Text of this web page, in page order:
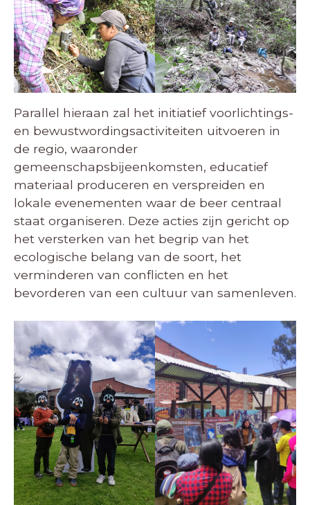
Parallel hieraan zal het initiatief voorlichtings-
en bewustwordingsactiviteiten uitvoeren in
de regio, waaronder
gemeenschapsbijeenkomsten, educatief
materiaal produceren en verspreiden en
lokale evenementen waar de beer centraal
staat organiseren. Deze acties zijn gericht op
het versterken van het begrip van het
ecologische belang van de soort, het
verminderen van conflicten en het
bevorderen van een cultuur van samenleven.